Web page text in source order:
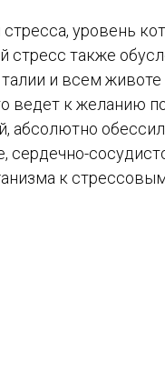
уровень
также
и всем
ведет к желанию
абсолютно
сердечно-
к